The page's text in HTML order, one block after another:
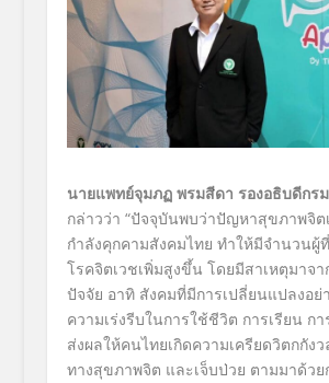
นายแพทย์จุมภฏ พรมสีดา รองอธิบดีกร
กล่าวว่า “ปัจจุบันพบว่าปัญหาสุขภาพจิต
กำลังคุกคามสังคมไทย ทำให้มีจำนวนผู้
โรคจิตเวชเพิ่มสูงขึ้น โดยมีสาเหตุมาจ
ปัจจัย อาทิ สังคมที่มีการเปลี่ยนแปลงอย่
ความเร่งรีบในการใช้ชีวิต การเรียน ก
ส่งผลให้คนไทยเกิดความเครียดวิตกกัง
ทางสุขภาพจิต และเจ็บป่วย ตามมาด้วย